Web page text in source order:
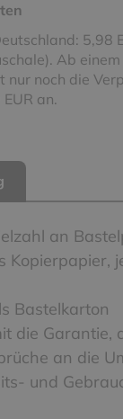
5,98
Ab
nur noch die
an.
an
Kopierpapier,
Bastelkarton
die Garantie,
an die
und